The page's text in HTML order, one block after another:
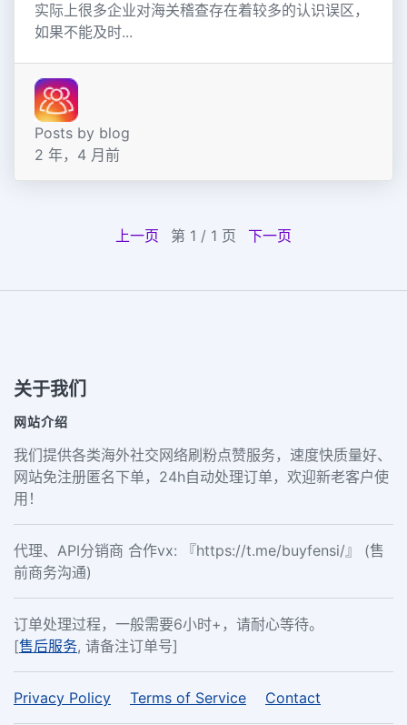
实际上很多企业对海关稽查存在着较多的认识误区，
如果不能及时...
Posts by blog
2 年，4 月前
上一页 第 1 / 1 页 下一页
关于我们
网站介绍
我们提供各类海外社交网络刷粉点赞服务，速度快质量好、
网站免注册匿名下单，24h自动处理订单，欢迎新老客户使
用！
代理、API分销商 合作vx: 『https://t.me/buyfensi/』 (售
前商务沟通)
订单处理过程，一般需要6小时+，请耐心等待。
[售后服务, 请备注订单号]
Privacy Policy Terms of Service Contact